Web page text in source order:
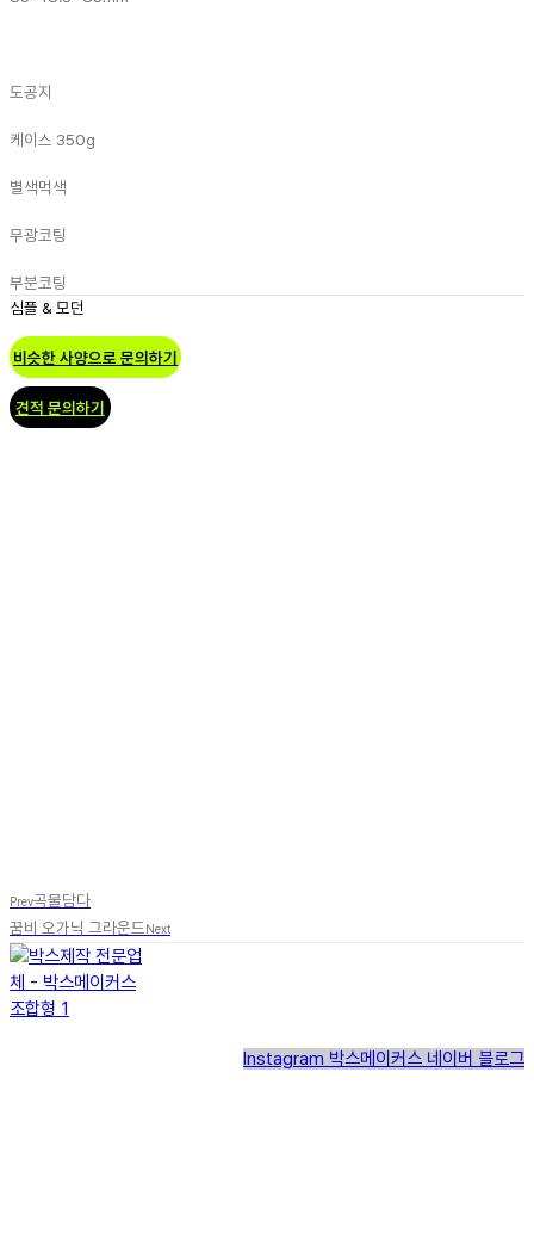
도공지
케이스 350g
별색먹색
무광코팅
부분코팅
심플 & 모던
비슷한 사양으로 문의하기
견적 문의하기
Prev곡물담다
꿈비 오가닉 그라운드 Next
Instagram 박스메이커스 네이버 블로그